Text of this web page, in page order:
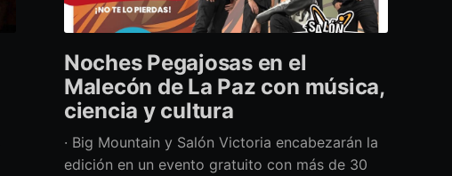
Noches Pegajosas en el
Malecón de La Paz con música,
ciencia y cultura
· Big Mountain y Salón Victoria encabezarán la
edición en un evento gratuito con más de 30